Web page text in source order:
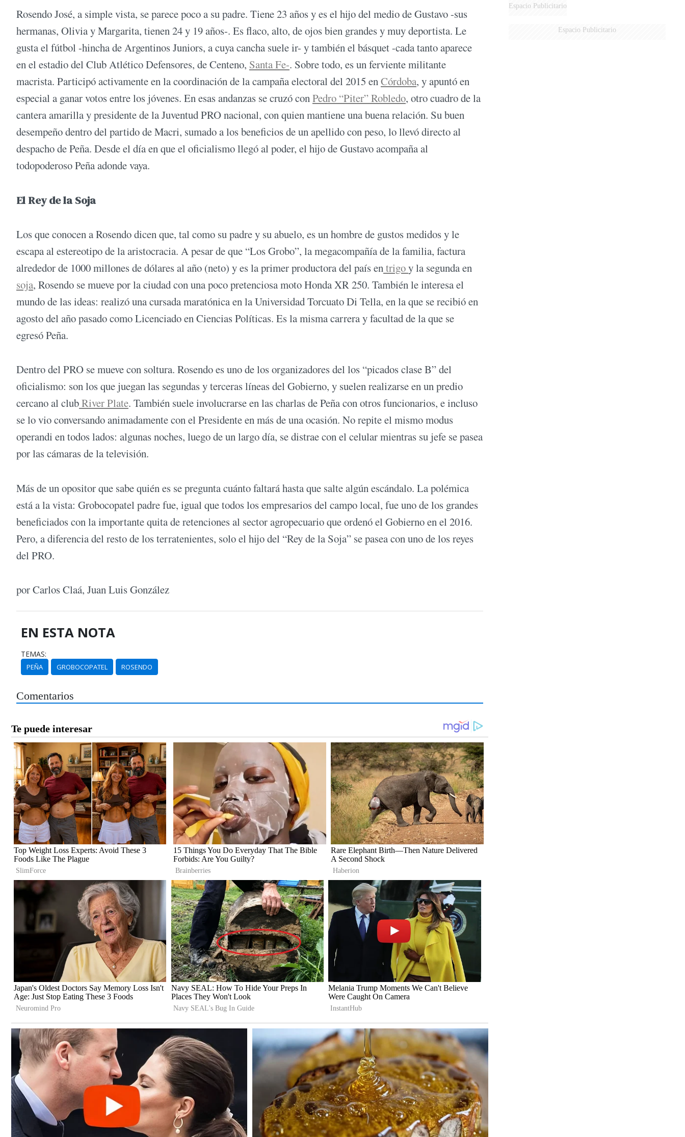
Rosendo José, a simple vista, se parece poco a su padre. Tiene 23 años y es el hijo del medio de Gustavo -sus
hermanas, Olivia y Margarita, tienen 24 y 19 años-. Es flaco, alto, de ojos bien grandes y muy deportista. Le
gusta el fútbol -hincha de Argentinos Juniors, a cuya cancha suele ir- y también el básquet -cada tanto aparece
en el estadio del Club Atlético Defensores, de Centeno, Santa Fe-. Sobre todo, es un ferviente militante
macrista. Participó activamente en la coordinación de la campaña electoral del 2015 enCórdoba, y apuntó en
especial a ganar votos entre los jóvenes. En esas andanzas se cruzó conPedro “Piter” Robledo, otro cuadro de la
cantera amarilla y presidente de la Juventud PRO nacional, con quien mantiene una buena relación. Su buen
desempeño dentro del partido de Macri, sumado a los beneficios de un apellido con peso, lo llevó directo al
despacho de Peña. Desde el día en que el oficialismo llegó al poder, el hijo de Gustavo acompaña al
todopoderoso Peña adonde vaya.
El Rey de la Soja
Los que conocen a Rosendo dicen que, tal como su padre y su abuelo, es un hombre de gustos medidos y le
escapa al estereotipo de la aristocracia. A pesar de que “Los Grobo”, la megacompañía de la familia, factura
alrededor de 1000 millones de dólares al año (neto) y es la primer productora del país entrigoy la segunda en
soja, Rosendo se mueve por la ciudad con una poco pretenciosa moto Honda XR 250. También le interesa el
mundo de las ideas: realizó una cursada maratónica en la Universidad Torcuato Di Tella, en la que se recibió en
agosto del año pasado como Licenciado en Ciencias Políticas. Es la misma carrera y facultad de la que se
egresó Peña.
Dentro del PRO se mueve con soltura. Rosendo es uno de los organizadores del los “picados clase B” del
oficialismo: son los que juegan las segundas y terceras líneas del Gobierno, y suelen realizarse en un predio
cercano al clubRiver Plate. También suele involucrarse en las charlas de Peña con otros funcionarios, e incluso
se lo vio conversando animadamente con el Presidente en más de una ocasión. No repite el mismo modus
operandi en todos lados: algunas noches, luego de un largo día, se distrae con el celular mientras su jefe se pasea
por las cámaras de la televisión.
Más de un opositor que sabe quién es se pregunta cuánto faltará hasta que salte algún escándalo. La polémica
está a la vista: Grobocopatel padre fue, igual que todos los empresarios del campo local, fue uno de los grandes
beneficiados con la importante quita de retenciones al sector agropecuario que ordenó el Gobierno en el 2016.
Pero, a diferencia del resto de los terratenientes, solo el hijo del “Rey de la Soja” se pasea con uno de los reyes
del PRO.
por Carlos Claá, Juan Luis González
EN ESTA NOTA
TEMAS:
PEÑA GROBOCOPATEL ROSENDO
Comentarios
Espacio Publicitario
Espacio Publicitario